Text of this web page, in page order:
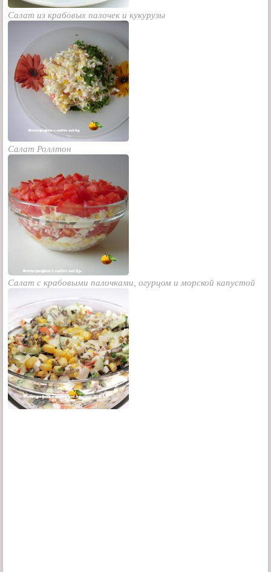
Салат из крабовых палочек и кукурузы
Салат Роллтон
Салат с крабовыми палочками, огурцом и морской капустой